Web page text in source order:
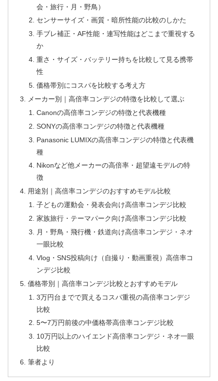
会・旅行・月・野鳥）
センサーサイズ・画質・暗所性能の比較のしかた
手ブレ補正・AF性能・連写性能はどこまで重視する
か
重さ・サイズ・バッテリー持ちを比較して見る携帯
性
価格帯別にコスパを比較する考え方
メーカー別｜高倍率コンデジの特徴を比較して選ぶ
Canonの高倍率コンデジの特徴と代表機種
SONYの高倍率コンデジの特徴と代表機種
Panasonic LUMIXの高倍率コンデジの特徴と代表機
種
Nikonなど他メーカーの高倍率・超望遠モデルの特
徴
用途別｜高倍率コンデジのおすすめモデル比較
子どもの運動会・発表会向け高倍率コンデジ比較
家族旅行・テーマパーク向け高倍率コンデジ比較
月・野鳥・飛行機・鉄道向け高倍率コンデジ・ネオ
一眼比較
Vlog・SNS投稿向け（自撮り・動画重視）高倍率コ
ンデジ比較
価格帯別｜高倍率コンデジ比較とおすすめモデル
3万円台までで買えるコスパ重視の高倍率コンデジ
比較
5〜7万円前後の中価格帯高倍率コンデジ比較
10万円以上のハイエンド高倍率コンデジ・ネオ一眼
比較
筆者より